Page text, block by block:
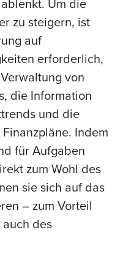
zu steigern, ist
auf
erforderlich,
von
die Information
und die
Indem
für Aufgaben
zum Wohl des
sie sich auf das
– zum Vorteil
des